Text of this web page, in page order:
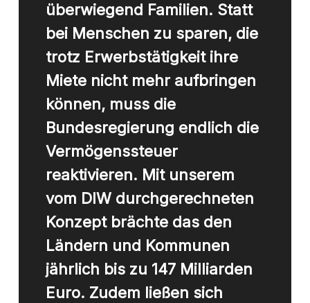
überwiegend Familien. Statt
bei Menschen zu sparen, die
trotz Erwerbstätigkeit ihre
Miete nicht mehr aufbringen
können, muss die
Bundesregierung endlich die
Vermögenssteuer
reaktivieren. Mit unserem
vom DIW durchgerechneten
Konzept brächte das den
Ländern und Kommunen
jährlich bis zu 147 Milliarden
Euro. Zudem ließen sich